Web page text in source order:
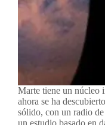
Marte tiene un núcleo
ahora se ha
sólido, con un radio
un estudio basado en